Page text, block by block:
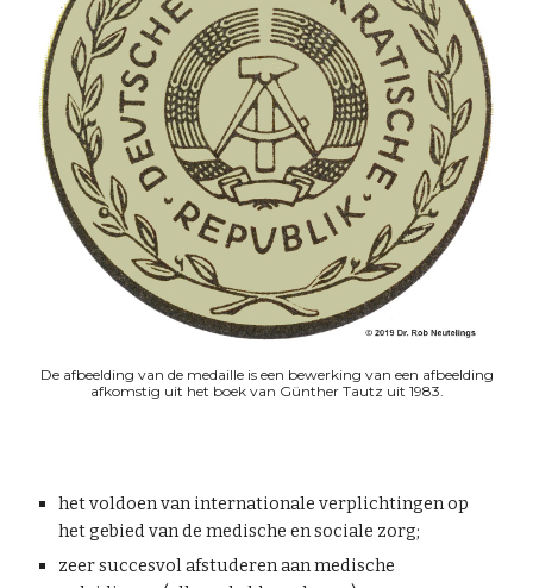
De afbeelding van de medaille is een bewerking van een afbeelding
afkomstig uit het boek van Günther Tautz uit 1983.
het voldoen van internationale verplichtingen op
het gebied van de medische en sociale zorg;
zeer succesvol afstuderen aan medische